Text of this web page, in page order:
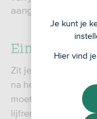
aangifte
Einde
Zit je spaarperiode
na het jaar waarin
moet je je geld in
lijfrente-
Je kunt je
Hier vind